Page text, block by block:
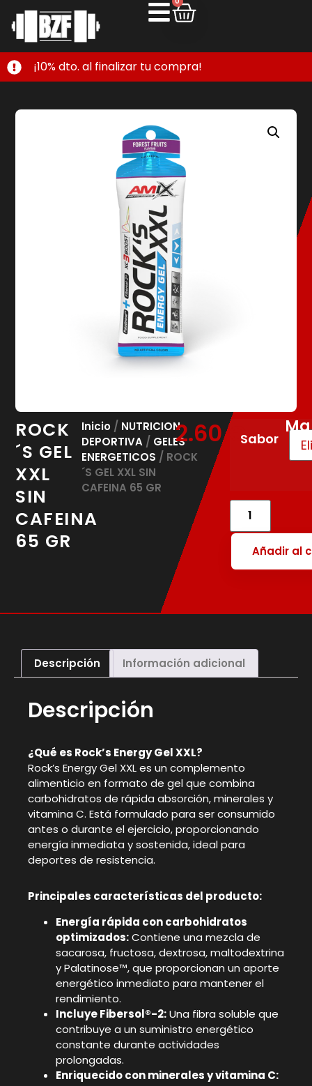
¡10% dto. al finalizar tu compra!
ROCK
´S GEL
XXL
SIN
CAFEINA
65 GR
Inicio/ NUTRICION
DEPORTIVA/ GELES
ENERGETICOS / ROCK
´S GEL XXL SIN
CAFEINA 65 GR
2.60€Sabor
Añadir al
Descripción Información adicional
Descripción
¿Qué es Rock’s Energy Gel XXL?
Rock’s Energy Gel XXL es un complemento
alimenticio en formato de gel que combina
carbohidratos de rápida absorción, minerales y
vitamina C. Está formulado para ser consumido
antes o durante el ejercicio, proporcionando
energía inmediata y sostenida, ideal para
deportes de resistencia.
Principales características del producto:
Energía rápida con carbohidratos
optimizados:Contiene una mezcla de
sacarosa, fructosa, dextrosa, maltodextrina
y Palatinose™, que proporcionan un aporte
energético inmediato para mantener el
rendimiento.
Incluye Fibersol®-2:Una fibra soluble que
contribuye a un suministro energético
constante durante actividades
prolongadas.
Enriquecido con minerales y vitamina C: